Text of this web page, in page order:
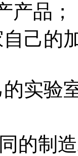
生
己的
实验
；
的制